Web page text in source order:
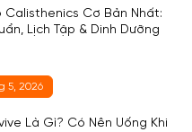
Calisthenics Cơ Bản Nhất:
Lịch Tập & Dinh Dưỡng
5, 2026
Là Gì? Có Nên Uống Khi